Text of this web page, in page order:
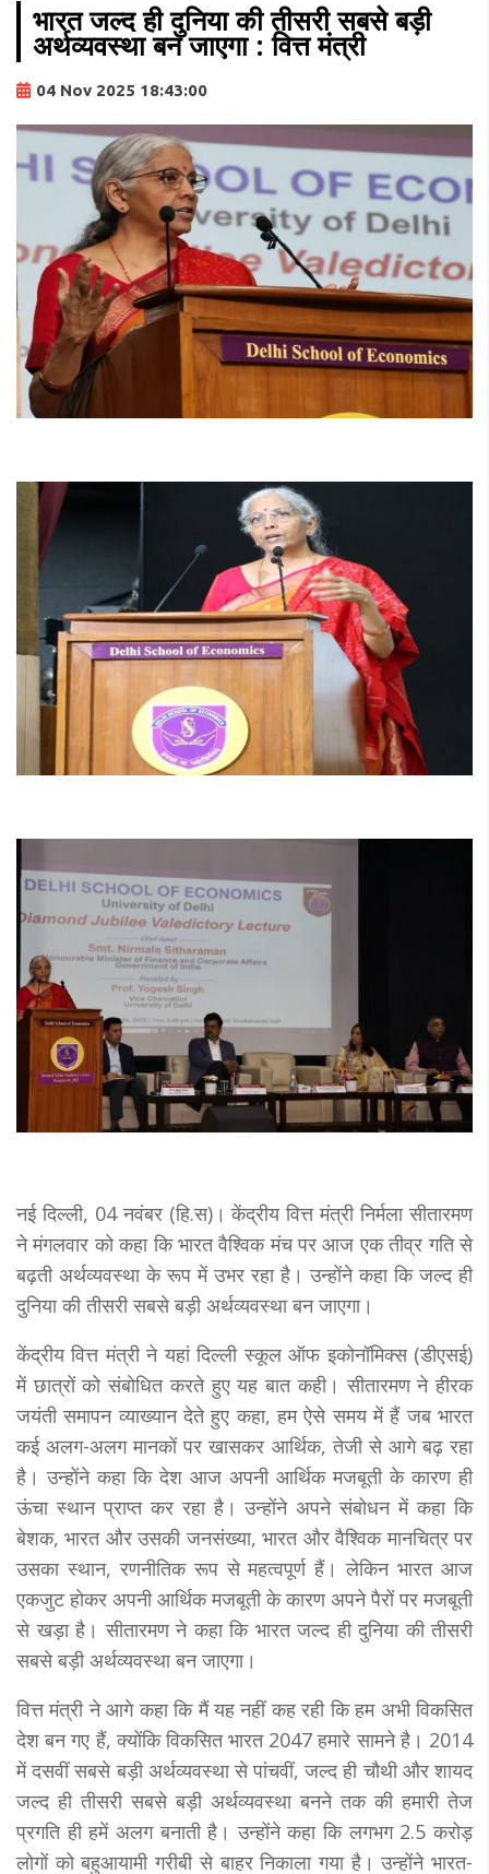
भारत जल्द ही दुनिया की तीसरी सबसे बड़ी
अर्थव्यवस्था बन जाएगा : वित्त मंत्री
04 Nov 2025 18:43:00
नई दिल्‍ली, 04 नवंबर (हि.स)। केंद्रीय वित्त मंत्री निर्मला सीतारमण
ने मंगलवार को कहा कि भारत वैश्विक मंच पर आज एक तीव्र गति से
बढ़ती अर्थव्यवस्था के रूप में उभर रहा है। उन्‍होंने कहा कि जल्‍द ही
दुनिया की तीसरी सबसे बड़ी अर्थव्यवस्था बन जाएगा।
केंद्रीय वित्त मंत्री ने यहां दिल्ली स्कूल ऑफ इकोनॉमिक्स (डीएसई)
में छात्रों को संबोधित करते हुए यह बात कही। सीतारमण ने हीरक
जयंती समापन व्याख्यान देते हुए कहा, हम ऐसे समय में हैं जब भारत
कई अलग-अलग मानकों पर खासकर आर्थिक, तेजी से आगे बढ़ रहा
है। उन्होंने कहा कि देश आज अपनी आर्थिक मजबूती के कारण ही
ऊंचा स्थान प्राप्त कर रहा है। उन्‍होंने अपने संबोधन में कहा कि
बेशक, भारत और उसकी जनसंख्या, भारत और वैश्विक मानचित्र पर
उसका स्थान, रणनीतिक रूप से महत्वपूर्ण हैं। लेकिन भारत आज
एकजुट होकर अपनी आर्थिक मजबूती के कारण अपने पैरों पर मजबूती
से खड़ा है। सीतारमण ने कहा कि भारत जल्द ही दुनिया की तीसरी
सबसे बड़ी अर्थव्यवस्था बन जाएगा।
वित्त मंत्री ने आगे कहा कि मैं यह नहीं कह रही कि हम अभी विकसित
देश बन गए हैं, क्योंकि विकसित भारत 2047 हमारे सामने है। 2014
में दसवीं सबसे बड़ी अर्थव्यवस्था से पांचवीं, जल्द ही चौथी और शायद
जल्द ही तीसरी सबसे बड़ी अर्थव्यवस्था बनने तक की हमारी तेज
प्रगति ही हमें अलग बनाती है। उन्होंने कहा कि लगभग 2.5 करोड़
लोगों को बहुआयामी गरीबी से बाहर निकाला गया है। उन्होंने भारत-